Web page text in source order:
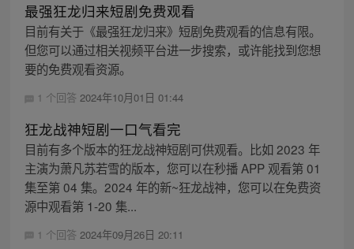
最强狂龙归来短剧免费观看
目前有关于《最强狂龙归来》短剧免费观看的信息有限。
但您可以通过相关视频平台进一步搜索，或许能找到您想
要的免费观看资源。
1 个回答 2024年10月01日 01:44
狂龙战神短剧一口气看完
目前有多个版本的狂龙战神短剧可供观看。比如 2023 年
主演为萧凡苏若雪的版本，您可以在秒播 APP 观看第 01
集至第 04 集。2024 年的新~狂龙战神，您可以在免费资
源中观看第 1-20 集...
1 个回答 2024年09月26日 20:11